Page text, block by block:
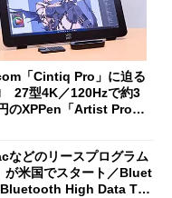
「Cintiq Pro」に迫る
27型4K／120Hzで約3
のXPPen「Artist Pro 2
などのリースプログラム
が米国でスタート／Bluet
High Data Thr